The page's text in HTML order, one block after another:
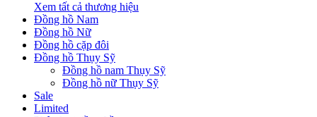
Xem tất cả thương hiệu
Đồng hồ Nam
Đồng hồ Nữ
Đồng hồ cặp đôi
Đồng hồ Thụy Sỹ
Đồng hồ nam Thụy Sỹ
Đồng hồ nữ Thụy Sỹ
Sale
Limited